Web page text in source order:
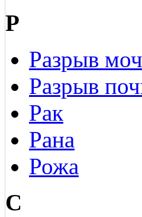
Р
Разрыв
Разрыв
Рак
Рана
Рожа
С